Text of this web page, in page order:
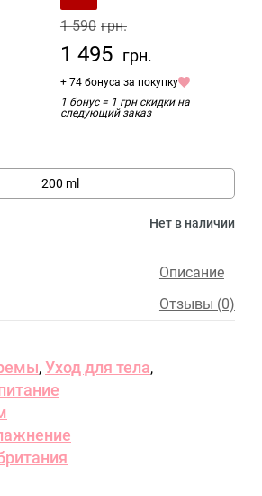
1 590 грн.
1 495 грн.
+ 74 бонуса за покупку
1 бонус = 1 грн скидки на
следующий заказ
200 ml
Нет в наличии
Описание
Отзывы (0)
, Уход для тела,